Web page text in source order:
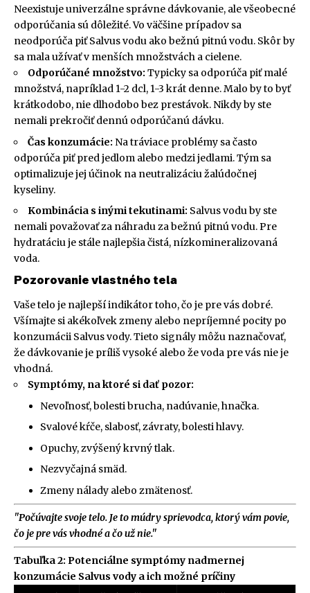
Neexistuje univerzálne správne dávkovanie, ale všeobecné
odporúčania sú dôležité. Vo väčšine prípadov sa
neodporúča piť Salvus vodu ako bežnú pitnú vodu. Skôr by
sa mala užívať v menších množstvách a cielene.
Odporúčané množstvo: Typicky sa odporúča piť malé
množstvá, napríklad 1-2 dcl, 1-3 krát denne. Malo by to byť
krátkodobo, nie dlhodobo bez prestávok. Nikdy by ste
nemali prekročiť dennú odporúčanú dávku.
Čas konzumácie: Na tráviace problémy sa často
odporúča piť pred jedlom alebo medzi jedlami. Tým sa
optimalizuje jej účinok na neutralizáciu žalúdočnej
kyseliny.
Kombinácia s inými tekutinami: Salvus vodu by ste
nemali považovať za náhradu za bežnú pitnú vodu. Pre
hydratáciu je stále najlepšia čistá, nízkomineralizovaná
voda.
Pozorovanie vlastného tela
Vaše telo je najlepší indikátor toho, čo je pre vás dobré.
Všímajte si akékoľvek zmeny alebo nepríjemné pocity po
konzumácii Salvus vody. Tieto signály môžu naznačovať,
že dávkovanie je príliš vysoké alebo že voda pre vás nie je
vhodná.
Symptómy, na ktoré si dať pozor:
Nevoľnosť, bolesti brucha, nadúvanie, hnačka.
Svalové kŕče, slabosť, závraty, bolesti hlavy.
Opuchy, zvýšený krvný tlak.
Nezvyčajná smäd.
Zmeny nálady alebo zmätenosť.
"Počúvajte svoje telo. Je to múdry sprievodca, ktorý vám povie,
čo je pre vás vhodné a čo už nie."
Tabuľka 2: Potenciálne symptómy nadmernej
konzumácie Salvus vody a ich možné príčiny